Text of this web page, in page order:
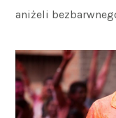
aniżeli